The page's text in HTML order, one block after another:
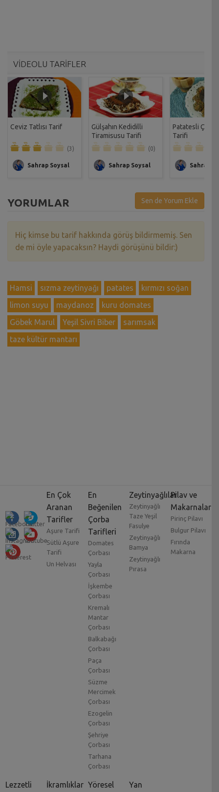
VİDEOLU TARİFLER
Ceviz Tatlısı Tarif
(3)
Sahrap Soysal
Gülşahın Kedidilli
Tiramisusu Tarifi
(0)
Sahrap Soysal
Patatesli Çıtır
Tarifi
Sahrap
YORUMLAR Sen de Yorum Ekle
Hiç kimse bu tarif hakkında görüş bildirmemiş. Sen
de mi öyle yapacaksın? Haydi görüşünü bildir:)
Hamsi sızma zeytinyağı patates
kırmızı soğan
limon suyu
maydanoz
kuru domates
Göbek Marul
Yeşil Sivri Biber
sarımsak
taze kültür mantarı
En Çok
Aranan
Tarifler
Aşure Tarifi
Sütlü Aşure
Tarifi
Un Helvası
En
Beğenilen
Çorba
Tarifleri
Domates
Çorbası
Yayla
Çorbası
İşkembe
Çorbası
Kremalı
Mantar
Çorbası
Balkabağı
Çorbası
Paça
Çorbası
Süzme
Mercimek
Çorbası
Ezogelin
Çorbası
Şehriye
Çorbası
Tarhana
Çorbası
Zeytinyağlılar
Zeytinyağlı
Taze Yeşil
Fasulye
Zeytinyağlı
Bamya
Zeytinyağlı
Pırasa
Pilav ve
Makarnalar
Pirinç Pilavı
Bulgur Pilavı
Fırında
Makarna
Lezzetli İkramlıklar Yöresel Yan